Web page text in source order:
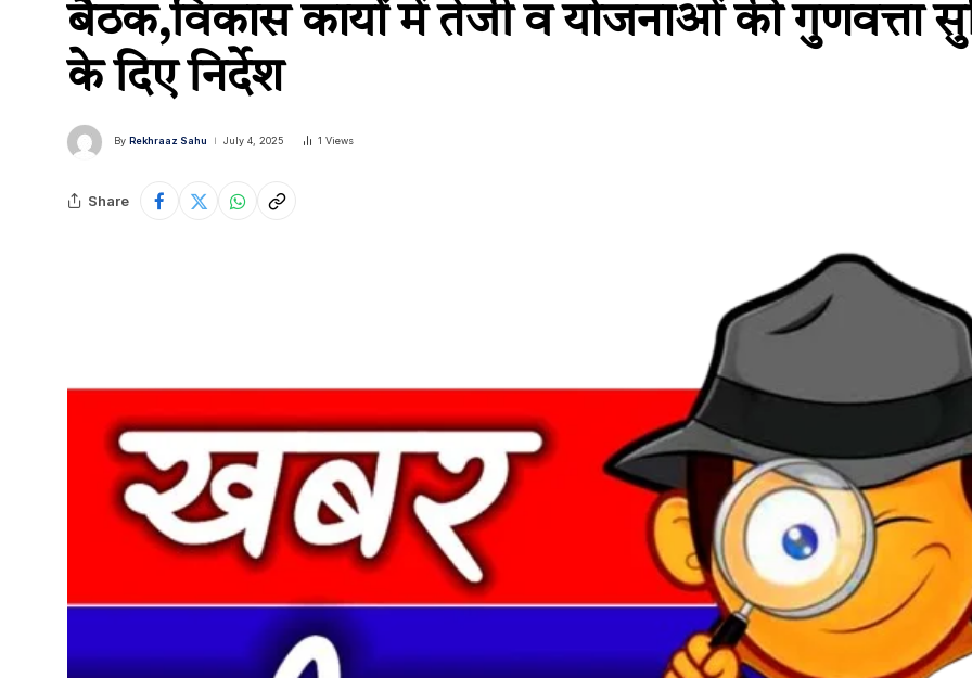
बैठक,विकास कार्यों में तेजी व योजनाओं की गुणवत्ता
के दिए निर्देश
By Rekhraaz Sahu July 4, 2025 1 Views
Share